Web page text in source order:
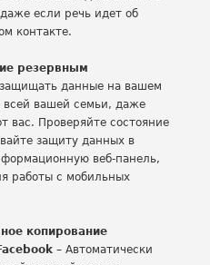
если речь идет об
контакте.
резервным
данные на вашем
вашей семьи, даже
вас. Проверяйте состояние
защиту данных в
веб-панель,
работы с мобильных
копирование
– Автоматически